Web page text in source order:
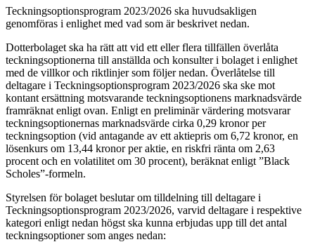
Teckningsoptionsprogram 2023/2026 ska huvudsakligen
genomföras i enlighet med vad som är beskrivet nedan.
Dotterbolaget ska ha rätt att vid ett eller flera tillfällen överlåta
teckningsoptionerna till anställda och konsulter i bolaget i enlighet
med de villkor och riktlinjer som följer nedan. Överlåtelse till
deltagare i Teckningsoptionsprogram 2023/2026 ska ske mot
kontant ersättning motsvarande teckningsoptionens marknadsvärde
framräknat enligt ovan. Enligt en preliminär värdering motsvarar
teckningsoptionernas marknadsvärde cirka 0,29 kronor per
teckningsoption (vid antagande av ett aktiepris om 6,72 kronor, en
lösenkurs om 13,44 kronor per aktie, en riskfri ränta om 2,63
procent och en volatilitet om 30 procent), beräknat enligt ”Black
Scholes”-formeln.
Styrelsen för bolaget beslutar om tilldelning till deltagare i
Teckningsoptionsprogram 2023/2026, varvid deltagare i respektive
kategori enligt nedan högst ska kunna erbjudas upp till det antal
teckningsoptioner som anges nedan: